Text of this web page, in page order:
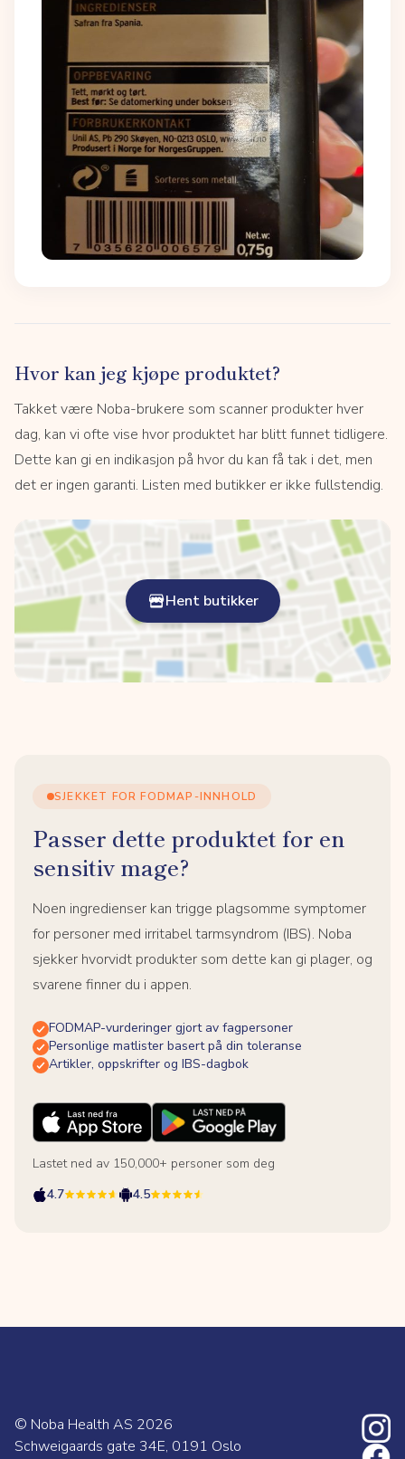
Hvor kan jeg kjøpe produktet?
Takket være Noba-brukere som scanner produkter hver
dag, kan vi ofte vise hvor produktet har blitt funnet tidligere.
Dette kan gi en indikasjon på hvor du kan få tak i det, men
det er ingen garanti. Listen med butikker er ikke fullstendig.
Hent butikker
SJEKKET FOR FODMAP-INNHOLD
Passer dette produktet for en
sensitiv mage?
Noen ingredienser kan trigge plagsomme symptomer
for personer med irritabel tarmsyndrom (IBS). Noba
sjekker hvorvidt produkter som dette kan gi plager, og
svarene finner du i appen.
FODMAP-vurderinger gjort av fagpersoner
Personlige matlister basert på din toleranse
Artikler, oppskrifter og IBS-dagbok
Lastet ned av 150,000+ personer som deg
4.7
4.5
© Noba Health AS 2026
Schweigaards gate 34E, 0191 Oslo